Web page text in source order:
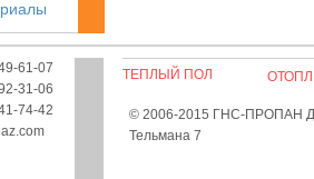
61-07
31-06
74-42
ТЕПЛЫЙ ПОЛ
© 2006-2015 ГНС-ПРОПАН
Тельмана 7